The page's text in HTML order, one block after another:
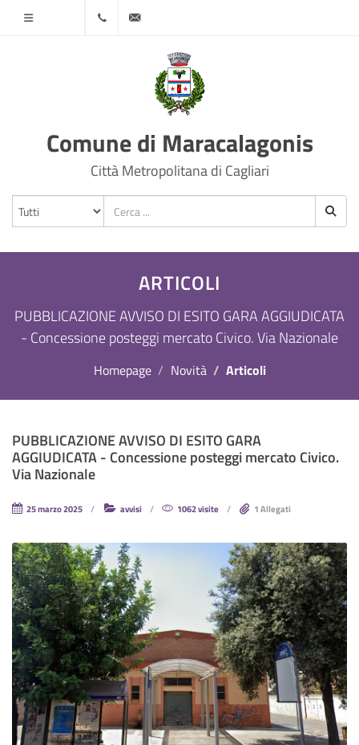
protocollo@comune.maracalagonis.ca.it
Comune di Maracalagonis
Città Metropolitana di Cagliari
ARTICOLI
PUBBLICAZIONE AVVISO DI ESITO GARA AGGIUDICATA
- Concessione posteggi mercato Civico. Via Nazionale
Homepage Novità Articoli
PUBBLICAZIONE AVVISO DI ESITO GARA
AGGIUDICATA - Concessione posteggi mercato Civico.
Via Nazionale
25 marzo 2025 avvisi 1062 visite 1 Allegati